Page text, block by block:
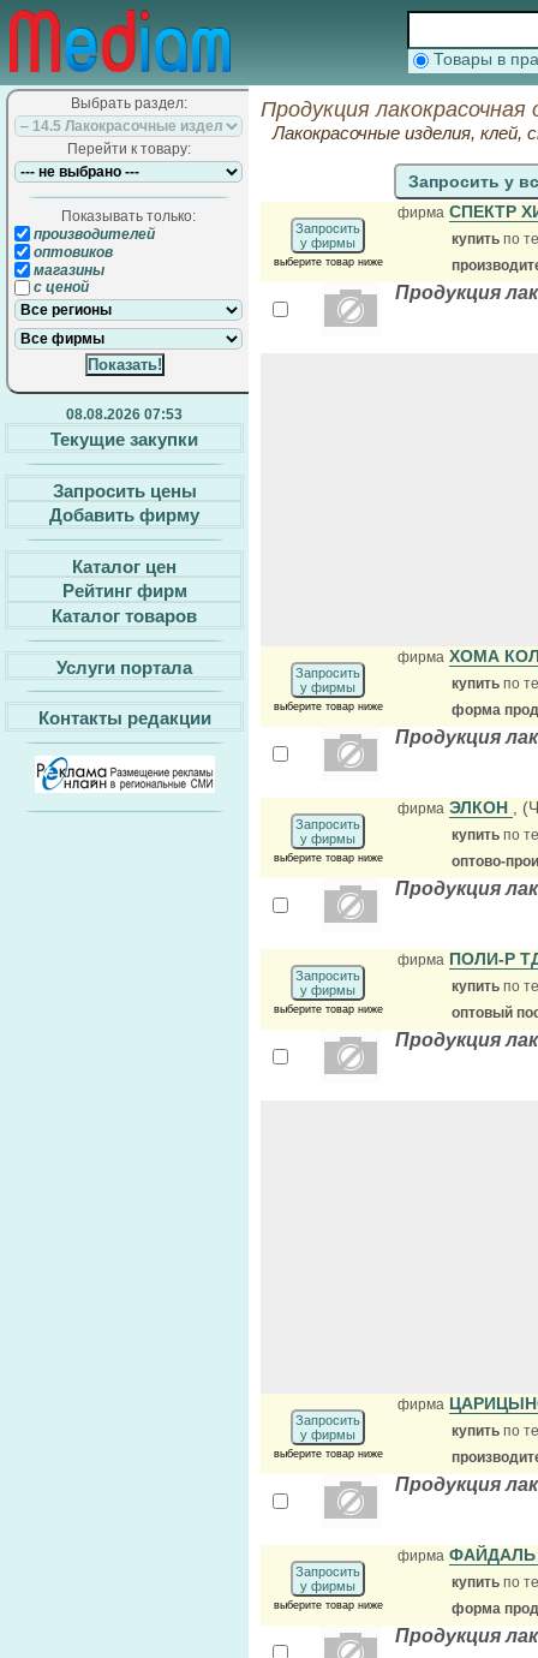
Товары в
Выбрать раздел:
Перейти к товару:
Показывать только:
производителей
оптовиков
магазины
с ценой
08.08.2026 07:53
Текущие закупки
Запросить цены
Добавить фирму
Каталог цен
Рейтинг фирм
Каталог товаров
Услуги портала
Контакты редакции
Продукция
Лакокрасочные изделия,
Запросить у
Запросить
у фирмы
выберите товар ниже
фирма СПЕКТР
купить по
Продукция
Запросить
у фирмы
выберите товар ниже
фирма ХОМА
купить по
форма
Продукция
Запросить
у фирмы
выберите товар ниже
фирма ЭЛКОН ,
купить по
оптово-
Продукция
Запросить
у фирмы
выберите товар ниже
фирма ПОЛИ-Р
купить по
оптовый
Продукция
Запросить
у фирмы
выберите товар ниже
фирма
купить по
Продукция
Запросить
у фирмы
выберите товар ниже
фирма
купить по
форма
Продукция